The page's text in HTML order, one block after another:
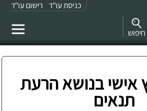
כניסת עו"ד רישום עו"ד
חיפוש
אישי בנושא הרעת
תנאים